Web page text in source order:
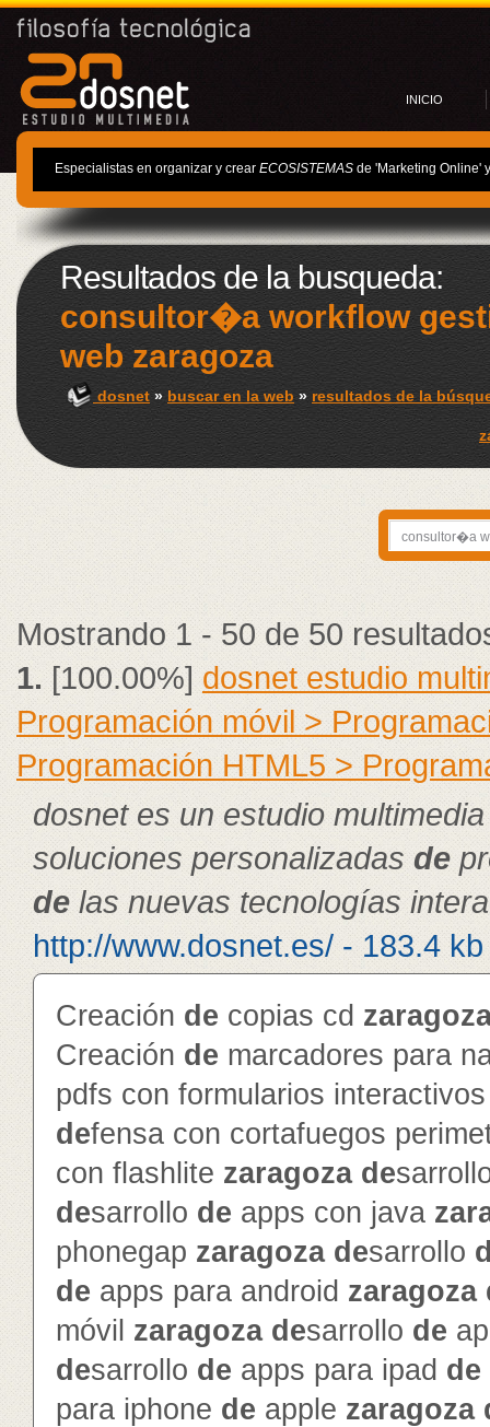
INICIO
Especialistas en organizar y crear ECOSISTEMAS de 'Marketing Online'
Resultados de la busqueda:
consultor�a workflow
web zaragoza
dosnet» buscar en la web » resultados de la
Mostrando 1 - 50 de 50
1.[100.00%]dosnet estudio
Programación móvil >
Programación HTML5 >
dosnet es un estudio
soluciones personalizadasde
delas nuevas tecnologías
http://www.dosnet.es/ - 183.4 kb
Creación de copias cd
Creación de marcadores para
pdfs con formularios
defensa con cortafuegos
con flashlite zaragoza de
desarrollo de apps con java
phonegap zaragoza desarrollo
de apps para android zaragoza
móvil zaragoza desarrollo de
desarrollo de apps para ipad de
para iphone de apple zaragoza